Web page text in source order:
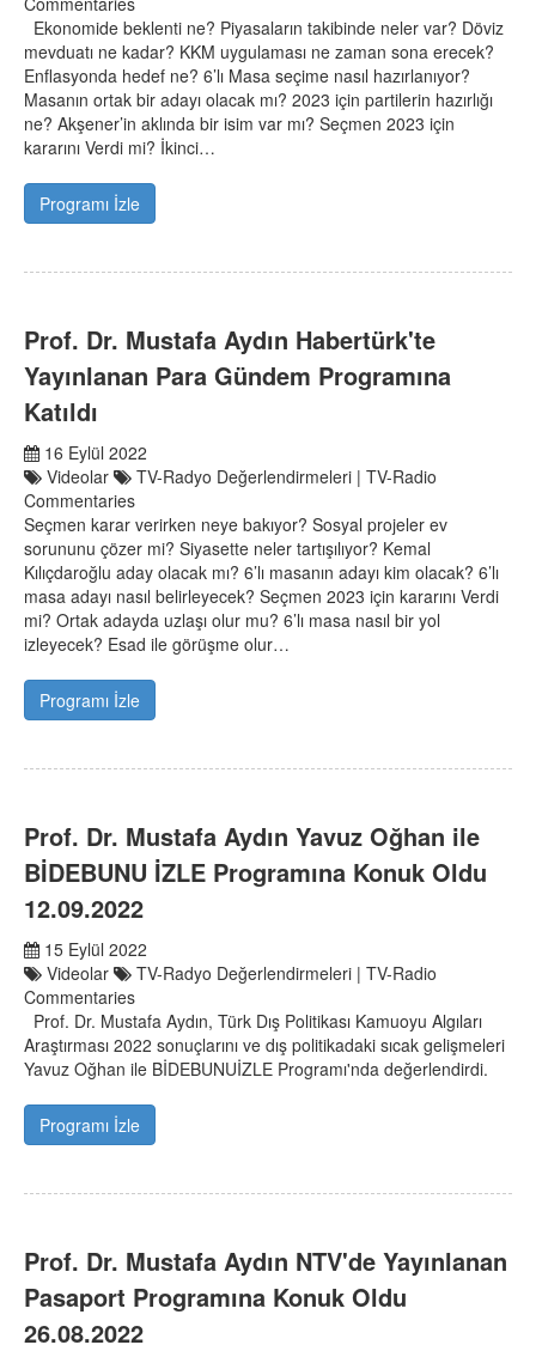
Ekonomide beklenti ne? Piyasaların takibinde neler var? Döviz
mevduatı ne kadar? KKM uygulaması ne zaman sona erecek?
Enflasyonda hedef ne? 6’lı Masa seçime nasıl hazırlanıyor?
Masanın ortak bir adayı olacak mı? 2023 için partilerin hazırlığı
ne? Akşener’in aklında bir isim var mı? Seçmen 2023 için
kararını Verdi mi? İkinci…
Programı İzle
Prof. Dr. Mustafa Aydın Habertürk'te
Yayınlanan Para Gündem Programına
Katıldı
16 Eylül 2022
Videolar
TV-Radyo Değerlendirmeleri | TV-Radio
Commentaries
Seçmen karar verirken neye bakıyor? Sosyal projeler ev
sorununu çözer mi? Siyasette neler tartışılıyor? Kemal
Kılıçdaroğlu aday olacak mı? 6’lı masanın adayı kim olacak? 6’lı
masa adayı nasıl belirleyecek? Seçmen 2023 için kararını Verdi
mi? Ortak adayda uzlaşı olur mu? 6’lı masa nasıl bir yol
izleyecek? Esad ile görüşme olur…
Programı İzle
Prof. Dr. Mustafa Aydın Yavuz Oğhan ile
BİDEBUNU İZLE Programına Konuk Oldu
12.09.2022
15 Eylül 2022
Videolar
TV-Radyo Değerlendirmeleri | TV-Radio
Commentaries
Prof. Dr. Mustafa Aydın, Türk Dış Politikası Kamuoyu Algıları
Araştırması 2022 sonuçlarını ve dış politikadaki sıcak gelişmeleri
Yavuz Oğhan ile BİDEBUNUİZLE Programı'nda değerlendirdi.
Programı İzle
Prof. Dr. Mustafa Aydın NTV'de Yayınlanan
Pasaport Programına Konuk Oldu
26.08.2022